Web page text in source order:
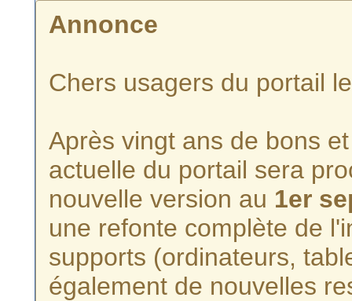
Annonce
Chers usagers du portail
Après vingt ans de bons
actuelle du portail sera
nouvelle version au 1er
une refonte complète de
supports (ordinateurs,
également de nouvelles